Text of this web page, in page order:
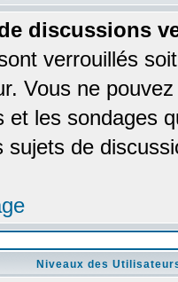
discussions
verrouillés
Vous ne
et les sondages
sujets de
Niveaux des